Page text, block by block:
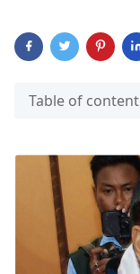
Table of content